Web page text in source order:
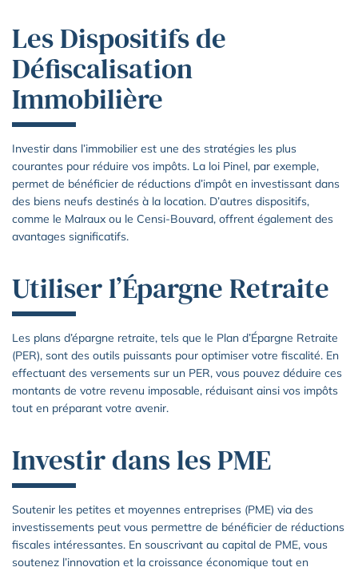
Les Dispositifs de
Défiscalisation
Immobilière
Investir dans l’immobilier est une des stratégies les plus
courantes pour réduire vos impôts. La loi Pinel, par exemple,
permet de bénéficier de réductions d’impôt en investissant dans
des biens neufs destinés à la location. D’autres dispositifs,
comme le Malraux ou le Censi-Bouvard, offrent également des
avantages significatifs.
Utiliser l’Épargne Retraite
Les plans d’épargne retraite, tels que le Plan d’Épargne Retraite
(PER), sont des outils puissants pour optimiser votre fiscalité. En
effectuant des versements sur un PER, vous pouvez déduire ces
montants de votre revenu imposable, réduisant ainsi vos impôts
tout en préparant votre avenir.
Investir dans les PME
Soutenir les petites et moyennes entreprises (PME) via des
investissements peut vous permettre de bénéficier de réductions
fiscales intéressantes. En souscrivant au capital de PME, vous
soutenez l’innovation et la croissance économique tout en